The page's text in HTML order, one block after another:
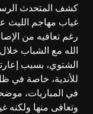
كشف المتحدث
غياب مهاجم الليث
رغم تعافيه من
الله مع الشباب خلال
الشتوي، بسبب
للأندية، خاصة في
في المباريات،
وتعافى منها ولكنه